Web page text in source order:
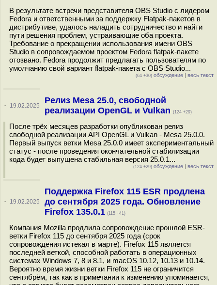
В результате встречи представителя OBS Studio с лидером
Fedora и ответственными за поддержку Flatpak-пакетов в
дистрибутиве, удалось наладить сотрудничество и найти
пути решения проблем, устраивающие оба проекта.
Требование о прекращении использования имени OBS
Studio в сопровождаемом проектом Fedora flatpak-пакете
отозвано. Fedora продолжит предлагать пользователям по
умолчанию свой вариант flatpak-пакета с OBS Studio...
(64 +30) обсуждение | весь текст
· 19.02.2025
Релиз Mesa 25.0, свободной
реализации OpenGL и Vulkan (124 +29)
После трёх месяцев разработки опубликован релиз
свободной реализации API OpenGL и Vulkan - Mesa 25.0.0.
Первый выпуск ветки Mesa 25.0.0 имеет экспериментальный
статус - после проведения окончательной стабилизации
кода будет выпущена стабильная версия 25.0.1...
(124 +29) обсуждение | весь текст
· 19.02.2025
Поддержка Firefox 115 ESR продлена
до сентября 2025 года. Обновление
Firefox 135.0.1 (115 +41)
Компания Mozilla продлила сопровождение прошлой ESR-
ветки Firefox 115 до сентября 2025 года (срок
сопровождения истекал в марте). Firefox 115 является
последней веткой, способной работать в операционных
системах Windows 7, 8 и 8.1, и macOS 10.12, 10.13 и 10.14.
Вероятно время жизни ветки Firefox 115 не ограничится
сентябрём, так как в примечании к изменению упоминается,